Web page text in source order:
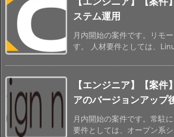
ステム運用
月内開始の案件です。リモ
す。 人材要件としては、
【エンジニア】【案
アのバージョンアップ
月内開始の案件です。常駐
要件としては、オープン系